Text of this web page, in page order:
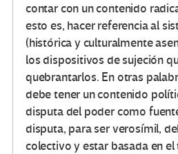
contar con un contenido
esto es, hacer referencia al
(histórica y culturalmente
los dispositivos de sujeción
quebrantarlos. En otras
debe tener un contenido
disputa del poder como
disputa, para ser verosímil,
colectivo y estar basada en